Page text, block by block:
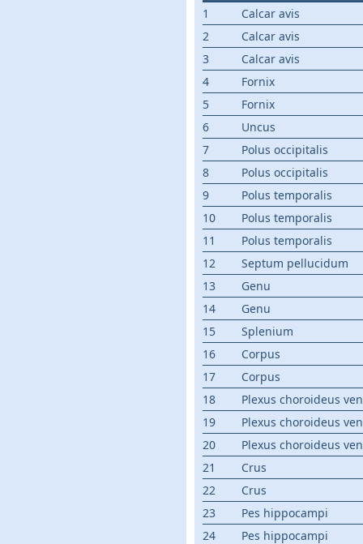
1
Calcar avis
2
Calcar avis
3
Calcar avis
4
Fornix
5
Fornix
6
Uncus
7
Polus occipitalis
8
Polus occipitalis
9
Polus temporalis
10
Polus temporalis
11
Polus temporalis
12
Septum pellucidum
13
Genu
14
Genu
15
Splenium
16
Corpus
17
Corpus
18
Plexus choroideus
19
Plexus choroideus
20
Plexus choroideus
21
Crus
22
Crus
23
Pes hippocampi
24
Pes hippocampi